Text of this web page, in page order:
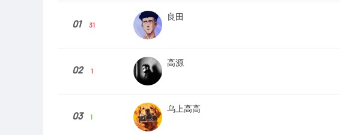
01 31
良田
02 1
高源
03 1
乌上高高